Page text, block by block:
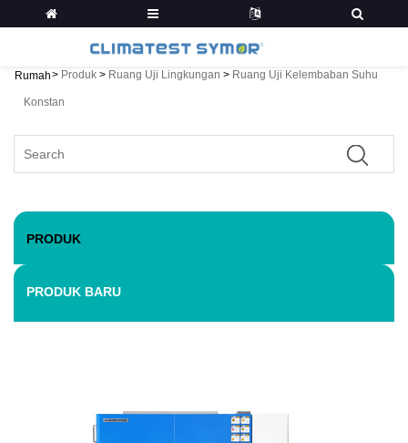
Rumah> Produk > Ruang Uji Lingkungan > Ruang Uji Kelembaban Suhu
Konstan
PRODUK
PRODUK BARU